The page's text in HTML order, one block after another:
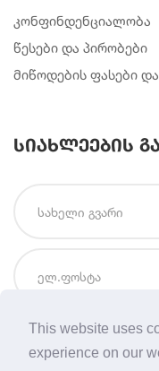
კონფინდენციალობა
წესები და პირობები
მიწოდების ფასები
სიახლეების
This website uses
experience on our